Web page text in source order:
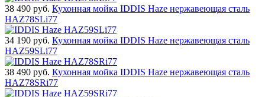
38 490 руб. Кухонная мойка IDDIS Haze нержавеющая сталь
HAZ78SLi77
34 190 руб. Кухонная мойка IDDIS Haze нержавеющая сталь
HAZ59SLi77
38 490 руб. Кухонная мойка IDDIS Haze нержавеющая сталь
HAZ78SRi77